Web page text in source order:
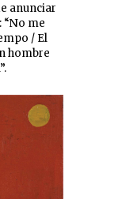
anunciar
me
/ El
hombre